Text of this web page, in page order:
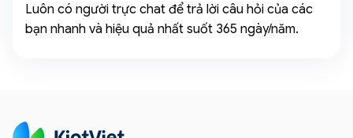
Luôn có người trực chat để trả lời câu hỏi của các
bạn nhanh và hiệu quả nhất suốt 365 ngày/năm.